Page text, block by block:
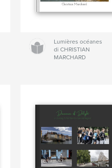
Lumières océanes
di CHRISTIAN
MARCHARD